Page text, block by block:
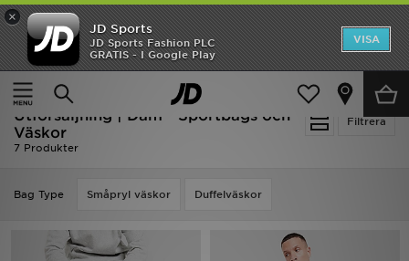
×
JD Sports
JD Sports Fashion PLC
GRATIS - I Google Play
VISA
Ny termin, ny stil Essentials för skolstarten
Hem
Dam Damaccessoarer Sportbags och Väskor
Filtrera
Utförsäljning | Dam - Sportbags och
Väskor
7 Produkter
Bag Type Småpryl väskor Duffelväskor
Hem
Rea
Nyheter
Herr
Dam